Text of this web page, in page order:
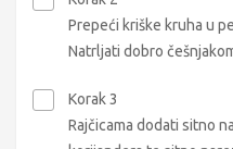
Prepeći kriške kruha u
Natrljati dobro
Korak 3
Rajčicama dodati sitno